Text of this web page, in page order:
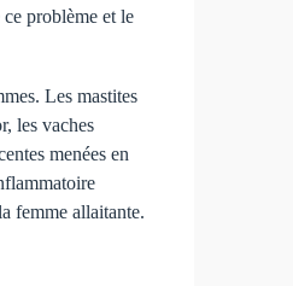
problème et le
Les mastites
les vaches
menées en
femme allaitante.